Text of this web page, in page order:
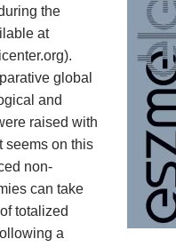
the
at
global
and
raised with
seems on this
non-
can take
totalized
a